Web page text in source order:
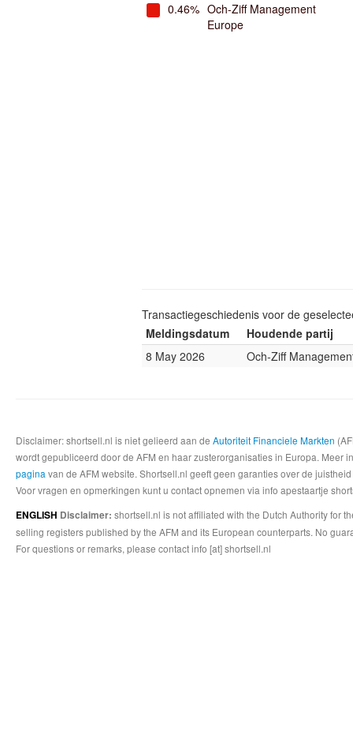
0.46% Och-Ziff Management
Europe
Transactiegeschiedenis voor de
Meldingsdatum
Houdende partij
8 May 2026
Och-Ziff
Disclaimer: shortsell.nl is niet gelieerd aan de Autoriteit Financiele Markten
wordt gepubliceerd door de AFM en haar zusterorganisaties in Europa.
pagina van de AFM website. Shortsell.nl geeft geen garanties over de
Voor vragen en opmerkingen kunt u contact opnemen via info apestaartje
ENGLISH Disclaimer: shortsell.nl is not affiliated with the Dutch Authority for
selling registers published by the AFM and its European counterparts. No
For questions or remarks, please contact info [at] shortsell.nl